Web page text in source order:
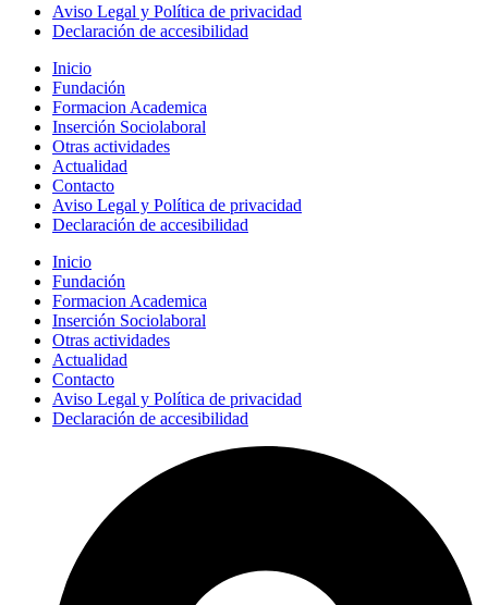
Aviso Legal y Política de privacidad
Declaración de accesibilidad
Inicio
Fundación
Formacion Academica
Inserción Sociolaboral
Otras actividades
Actualidad
Contacto
Aviso Legal y Política de privacidad
Declaración de accesibilidad
Inicio
Fundación
Formacion Academica
Inserción Sociolaboral
Otras actividades
Actualidad
Contacto
Aviso Legal y Política de privacidad
Declaración de accesibilidad